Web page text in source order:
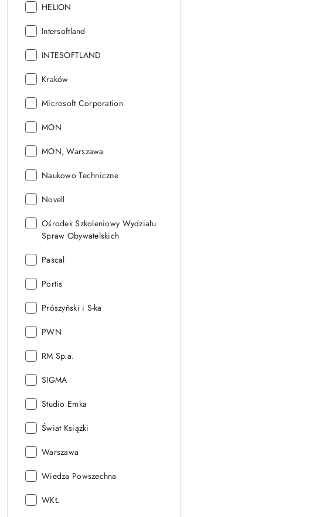
Wydawnictwo:
HELION
Wydawnictwo:
Intersoftland
Wydawnictwo:
INTESOFTLAND
Wydawnictwo:
Kraków
Wydawnictwo:
Microsoft Corporation
Wydawnictwo:
MON
Wydawnictwo:
MON, Warszawa
Wydawnictwo:
Naukowo Techniczne
Wydawnictwo:
Novell
Wydawnictwo:
Ośrodek Szkoleniowy Wydziału
Spraw Obywatelskich
Wydawnictwo:
Pascal
Wydawnictwo:
Portis
Wydawnictwo:
Prószyński i S-ka
Wydawnictwo:
PWN
Wydawnictwo:
RM Sp.a.
Wydawnictwo:
SIGMA
Wydawnictwo:
Studio Emka
Wydawnictwo:
Świat Książki
Wydawnictwo:
Warszawa
Wydawnictwo:
Wiedza Powszechna
Wydawnictwo:
WKŁ